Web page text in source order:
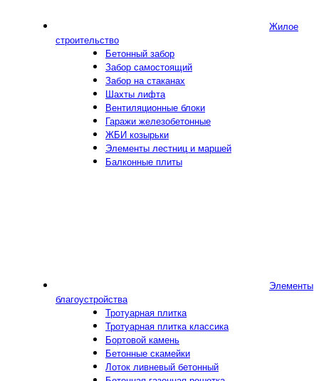
Жилое
строительство
Бетонный забор
Забор самостоящий
Забор на стаканах
Шахты лифта
Вентиляционные блоки
Гаражи железобетонные
ЖБИ козырьки
Элементы лестниц и маршей
Балконные плиты
Элементы
благоустройства
Тротуарная плитка
Тротуарная плитка классика
Бортовой камень
Бетонные скамейки
Лоток ливневый бетонный